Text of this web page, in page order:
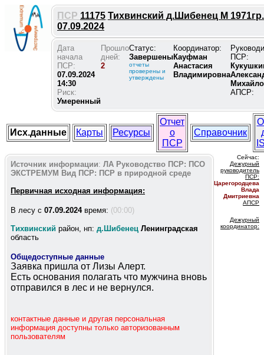
ПСР 11175 Тихвинский д.Шибенец М
07.09.2024
Дата
начала
ПСР:
07.09.2024
14:30
Риск:
Умеренный
Прошло
дней:
2
Статус:
Завершены
отчеты
проверены и
утверждены
Координатор:
Кауфман
Анастасия
Владимировна
ПСР:
АПСР:
Исх.данные Карты Ресурсы
Отчет
о
ПСР
Справочник
Источник информации: ЛА Руководство ПСР: ПСО
ЭКСТРЕМУМ Вид ПСР: ПСР в природной среде
Первичная исходная информация:
В лесу c 07.09.2024время: (00:00)
Тихвинский район, нп: д.Шибенец Ленинградская
область
Общедоступные данные
Заявка пришла от Лизы Алерт.
Есть основания полагать что мужчина вновь
отправился в лес и не вернулся.
контактные данные и другая персональная
информация доступны только авторизованным
пользователям
Сейчас:
Дежурный
руководитель
ПСР:
Царегородцева
Влада
Дмитриевна
АПСР
Дежурный
координатор: